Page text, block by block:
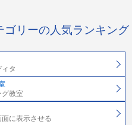
ゴリーの人気ランキング
タ
グ教室
に表示させる